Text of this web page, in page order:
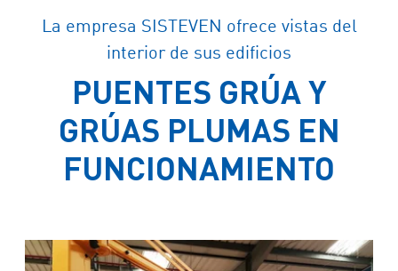
La empresa SISTEVEN ofrece vistas del
interior de sus edificios
PUENTES GRÚA Y
GRÚAS PLUMAS EN
FUNCIONAMIENTO